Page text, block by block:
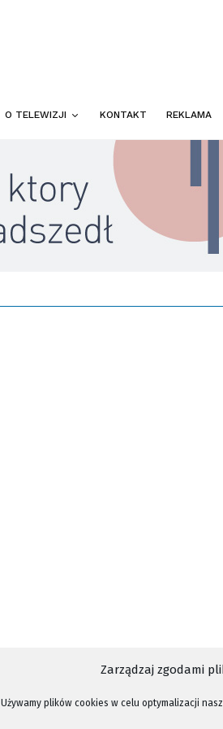
Zarządzaj zgodami
Używamy plików cookies w celu optymalizacji
O TELEWIZJI KONTAKT REKLAMA